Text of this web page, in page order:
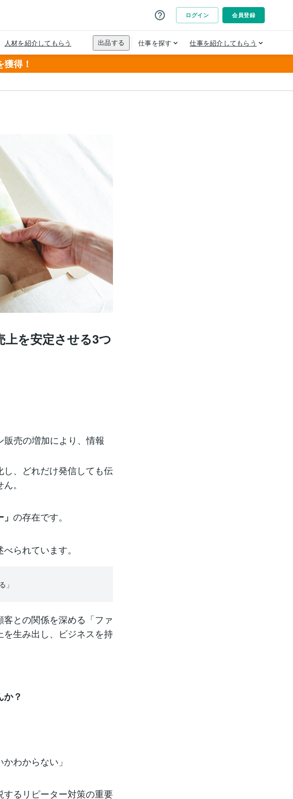
得！
を安定させる3つ
売の増加により、情報
、どれだけ発信しても伝
。
の存在です。
られています。
」
との関係を深める「ファ
生み出し、ビジネスを持
？
わからない」
るリピーター対策の重要